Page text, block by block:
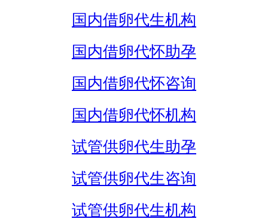
国内借卵代生机构
国内借卵代怀助孕
国内借卵代怀咨询
国内借卵代怀机构
试管供卵代生助孕
试管供卵代生咨询
试管供卵代生机构